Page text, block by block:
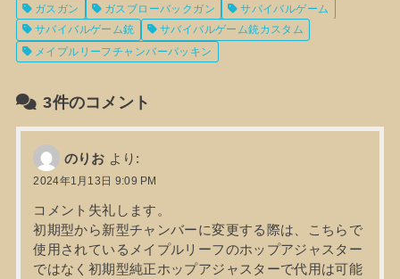
ガスガン
ガスブローバックガン
サバイバルゲーム
サバイバルゲーム銃
サバイバルゲーム銃カスタム
メイプルリーフチャンバーパッキン
3件のコメント
のりお より:
2024年1月13日 9:09 PM
コメント失礼します。
初期型から新型チャンバーに変更する際は、こちらで
使用されているメイプルリーフのホップアジャスター
ではなく初期型純正ホップアジャスターで代用は可能